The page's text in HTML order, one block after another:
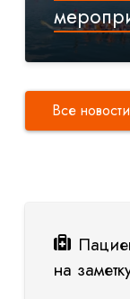
Все новости
на